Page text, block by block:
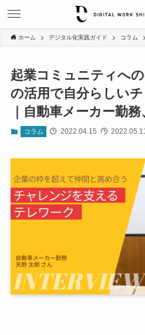
ホーム デジタル化実践ガイド コラム
起業コミュニティへ
の活用で自分らしい
｜自動車メーカー勤
コラム 2022.04.15